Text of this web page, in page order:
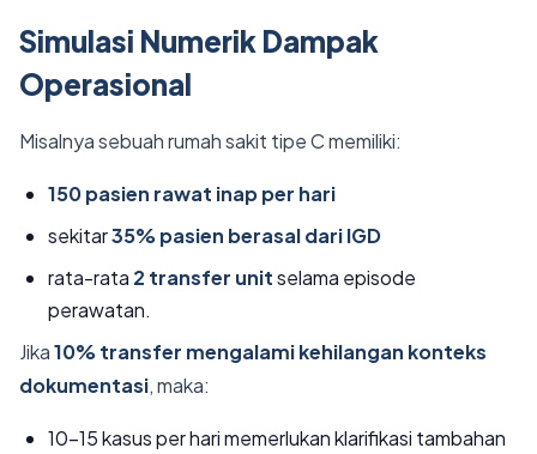
Simulasi Numerik Dampak
Operasional
Misalnya sebuah rumah sakit tipe C memiliki:
150 pasien rawat inap per hari
sekitar35% pasien berasal dari IGD
rata-rata 2 transfer unitselama episode
perawatan.
Jika10% transfer mengalami kehilangan konteks
dokumentasi, maka:
10–15 kasus per hari memerlukan klarifikasi tambahan